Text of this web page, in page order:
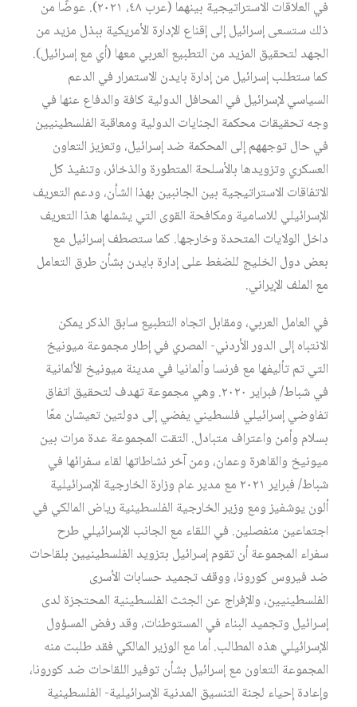
في العلاقات الاستراتيجية بينهما (عرب ٤٨، ٢٠٢١). عوضًا من
ذلك ستسعى إسرائيل إلى إقناع الإدارة الأمريكية ببذل مزيد من
الجهد لتحقيق المزيد من التطبيع العربي معها (أي مع إسرائيل).
كما ستطلب إسرائيل من إدارة بايدن الاستمرار في الدعم
السياسي لإسرائيل في المحافل الدولية كافة والدفاع عنها في
وجه تحقيقات محكمة الجنايات الدولية ومعاقبة الفلسطينيين
في حال توجههم إلى المحكمة ضد إسرائيل، وتعزيز التعاون
العسكري وتزويدها بالأسلحة المتطورة والذخائر، وتنفيذ كل
الاتفاقات الاستراتيجية بين الجانبين بهذا الشأن، ودعم التعريف
الإسرائيلي للاسامية ومكافحة القوى التي يشملها هذا التعريف
داخل الولايات المتحدة وخارجها. كما ستصطف إسرائيل مع
بعض دول الخليج للضغط على إدارة بايدن بشأن طرق التعامل
مع الملف الإيراني.
في العامل العربي، ومقابل اتجاه التطبيع سابق الذكر يمكن
الانتباه إلى الدور الأردني- المصري في إطار مجموعة ميونيخ
التي تم تأليفها مع فرنسا وألمانيا في مدينة ميونيخ الألمانية
في شباط/ فبراير ٢٠٢٠. وهي مجموعة تهدف لتحقيق اتفاق
تفاوضي إسرائيلي فلسطيني يفضي إلى دولتين تعيشان معًا
بسلام وأمن واعتراف متبادل. التقت المجموعة عدة مرات بين
ميونيخ والقاهرة وعمان، ومن آخر نشاطاتها لقاء سفرائها في
شباط/ فبراير ٢٠٢١ مع مدير عام وزارة الخارجية الإسرائيلية
ألون يوشفيز ومع وزير الخارجية الفلسطينية رياض المالكي في
اجتماعين منفصلين. في اللقاء مع الجانب الإسرائيلي طرح
سفراء المجموعة أن تقوم إسرائيل بتزويد الفلسطينيين بلقاحات
ضد فيروس كورونا، ووقف تجميد حسابات الأسرى
الفلسطينيين، والإفراج عن الجثث الفلسطينية المحتجزة لدى
إسرائيل وتجميد البناء في المستوطنات، وقد رفض المسؤول
الإسرائيلي هذه المطالب. أما مع الوزير المالكي فقد طلبت منه
المجموعة التعاون مع إسرائيل بشأن توفير اللقاحات ضد كورونا،
وإعادة إحياء لجنة التنسيق المدنية الإسرائيلية- الفلسطينية